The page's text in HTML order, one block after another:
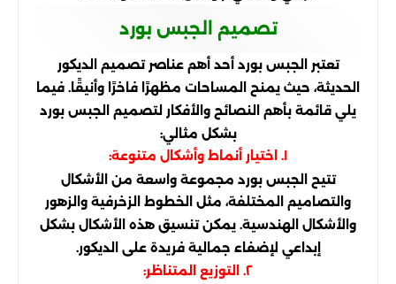
تصميم الجبس بورد
تعتبر الجبس بورد أحد أهم عناصر تصميم الديكور
الحديثة، حيث يمنح المساحات مظهرًا فاخرًا وأنيقًا. فيما
يلي قائمة بأهم النصائح والأفكار لتصميم الجبس بورد
بشكل مثالي:
١. اختيار أنماط وأشكال متنوعة:
تتيح الجبس بورد مجموعة واسعة من الأشكال
والتصاميم المختلفة، مثل الخطوط الزخرفية والزهور
والأشكال الهندسية. يمكن تنسيق هذه الأشكال بشكل
إبداعي لإضفاء جمالية فريدة على الديكور.
٢. التوزيع المتناظر: